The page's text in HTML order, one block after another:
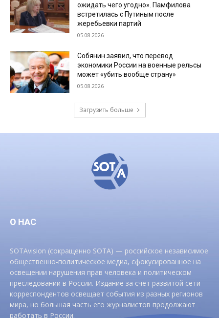
ожидать чего угодно». Памфилова
встретилась с Путиным после
жеребьевки партий
05.08.2026
Собянин заявил, что перевод
экономики России на военные рельсы
может «убить вообще страну»
05.08.2026
Загрузить больше
О НАС
SOTAvision (сокращенно SOTA) — российское независимое
общественно-политическое медиа, сфокусированное на
освещении нарушения прав человека и политическом
преследовании в России. Издание за счет развитой сети
корреспондентов освещает события из разных регионов
мира, но большая часть его журналистов продолжают
работать в России.